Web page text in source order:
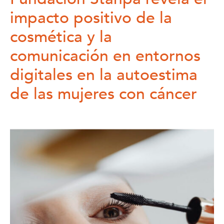
impacto positivo de la
cosmética y la
comunicación en entornos
digitales en la autoestima
de las mujeres con cáncer